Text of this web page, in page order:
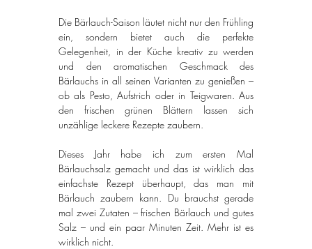
Die Bärlauch-Saison läutet nicht nur den Frühling
ein, sondern bietet auch die perfekte
Gelegenheit, in der Küche kreativ zu werden
und den aromatischen Geschmack des
Bärlauchs in all seinen Varianten zu genießen –
ob als Pesto, Aufstrich oder in Teigwaren. Aus
den frischen grünen Blättern lassen sich
unzählige leckere Rezepte zaubern.
Dieses Jahr habe ich zum ersten Mal
Bärlauchsalz gemacht und das ist wirklich das
einfachste Rezept überhaupt, das man mit
Bärlauch zaubern kann. Du brauchst gerade
mal zwei Zutaten – frischen Bärlauch und gutes
Salz – und ein paar Minuten Zeit. Mehr ist es
wirklich nicht.